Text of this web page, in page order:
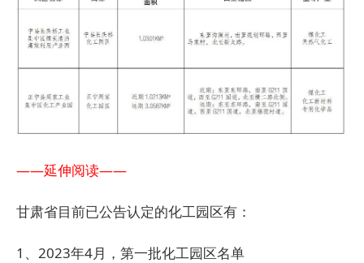
——延伸阅读——
甘肃省目前已公告认定的化工园区有：
1、2023年4月，第一批化工园区名单